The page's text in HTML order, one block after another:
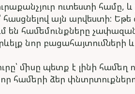
ուտեստի համը,
այն արվեստի: Եթե
են համեմունքները
նոր բացահայտումների և
միսը պետք է լինի
համերի ձեր